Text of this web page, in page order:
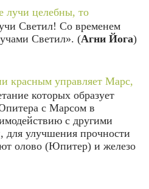
лучи целебны, то
Светил! Со временем
Светил». (Агни Йога)
красным управляет Марс,
которых образует
с Марсом в
с другими
для улучшения прочности
олово (Юпитер) и железо